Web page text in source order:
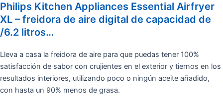
Philips Kitchen Appliances Essential Airfryer
XL – freidora de aire digital de capacidad de
/6.2 litros…
Lleva a casa la freidora de aire para que puedas tener 100%
satisfacción de sabor con crujientes en el exterior y tiernos en los
resultados interiores, utilizando poco o ningún aceite añadido,
con hasta un 90% menos de grasa.